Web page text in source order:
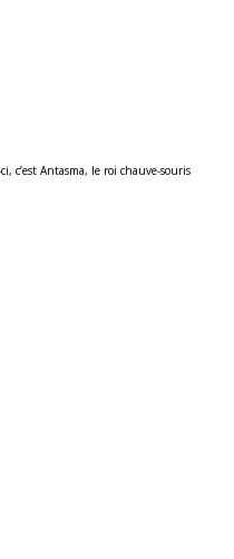
c’est Antasma, le roi chauve-souris